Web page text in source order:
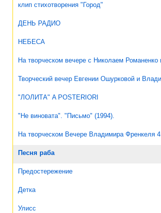
клип стихотворения "Город"
ДЕНЬ РАДИО
НЕБЕСА
На творческом вечере с Николаем
Творческий вечер Евгении Ошурковой и
"ЛОЛИТА" A POSTERIORI
"Не виновата". "Письмо" (1994).
На творческом Вечере Владимира Френкеля 4
Песня раба
Предостережение
Детка
Улисс